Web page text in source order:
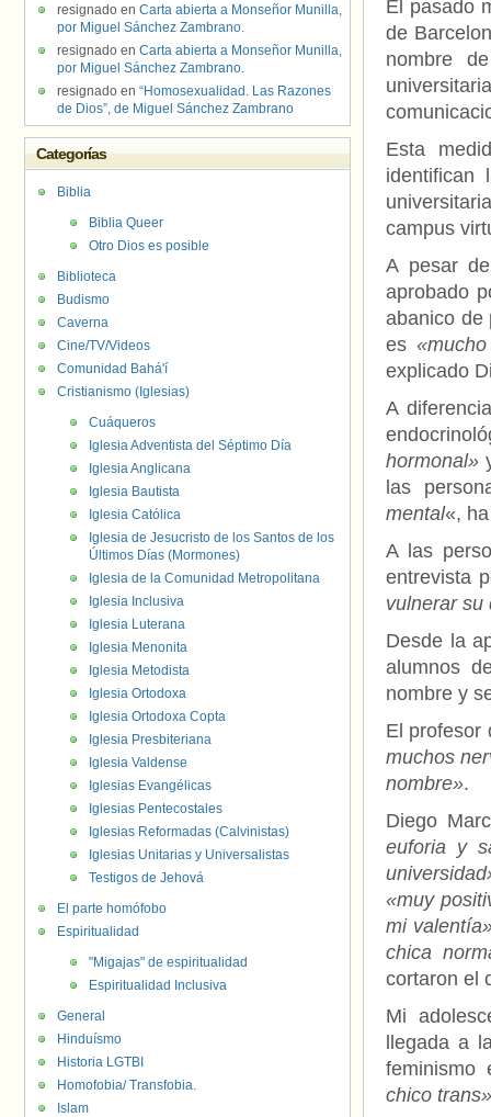
El pasado
de
nombre
Esta
identifican
campus
A pesar
aprobado
abanico de
es
explicado
A
hormonal»
las
mental«,
A las
entrevista
vulnerar su
Desde la
alumnos
nombre y
El profesor
muchos
nombre».
Diego
euforia y
«muy
mi
chica
cortaron el
Mi
llegada a
feminismo
chico trans»
resignado en Carta abierta a Monseñor Munilla,
por Miguel Sánchez Zambrano.
resignado en Carta abierta a Monseñor Munilla,
por Miguel Sánchez Zambrano.
resignado en “Homosexualidad. Las Razones
de Dios”, de Miguel Sánchez Zambrano
Categorías
Biblia
Biblia Queer
Otro Dios es posible
Biblioteca
Budismo
Caverna
Cine/TV/Videos
Comunidad Bahá'í
Cristianismo (Iglesias)
Cuáqueros
Iglesia Adventista del Séptimo Día
Iglesia Anglicana
Iglesia Bautista
Iglesia Católica
Iglesia de Jesucristo de los Santos de los
Últimos Días (Mormones)
Iglesia de la Comunidad Metropolitana
Iglesia Inclusiva
Iglesia Luterana
Iglesia Menonita
Iglesia Metodista
Iglesia Ortodoxa
Iglesia Ortodoxa Copta
Iglesia Presbiteriana
Iglesia Valdense
Iglesias Evangélicas
Iglesias Pentecostales
Iglesias Reformadas (Calvinistas)
Iglesias Unitarias y Universalistas
Testigos de Jehová
El parte homófobo
Espiritualidad
"Migajas" de espiritualidad
Espiritualidad Inclusiva
General
Hinduísmo
Historia LGTBI
Homofobia/ Transfobia.
Islam